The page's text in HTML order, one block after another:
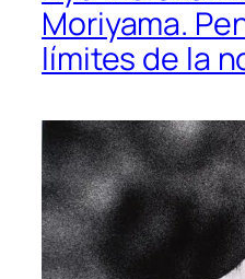
Moriyama.
límites de la